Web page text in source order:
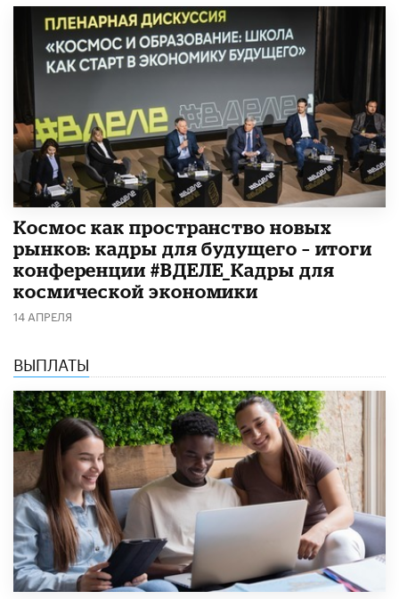
Космос как пространство новых
рынков: кадры для будущего – итоги
конференции #ВДЕЛЕ_Кадры для
космической экономики
14 АПРЕЛЯ
ВЫПЛАТЫ